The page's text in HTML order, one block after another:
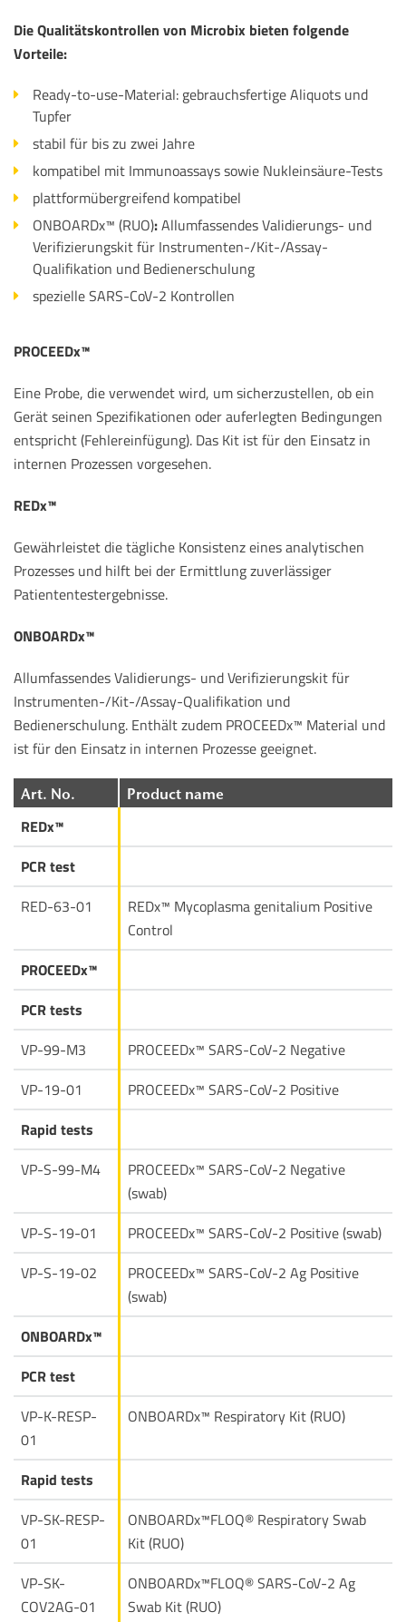
Die Qualitätskontrollen von Microbix bieten folgende
Vorteile:
Ready-to-use-Material: gebrauchsfertige Aliquots und
Tupfer
stabil für bis zu zwei Jahre
kompatibel mit Immunoassays sowie Nukleinsäure-Tests
plattformübergreifend kompatibel
ONBOARDx™ (RUO):Allumfassendes Validierungs- und
Verifizierungskit für Instrumenten-/Kit-/Assay-
Qualifikation und Bedienerschulung
spezielle SARS-CoV-2 Kontrollen
PROCEEDx™
Eine Probe, die verwendet wird, um sicherzustellen, ob ein
Gerät seinen Spezifikationen oder auferlegten Bedingungen
entspricht (Fehlereinfügung). Das Kit ist für den Einsatz in
internen Prozessen vorgesehen.
REDx™
Gewährleistet die tägliche Konsistenz eines analytischen
Prozesses und hilft bei der Ermittlung zuverlässiger
Patiententestergebnisse.
ONBOARDx™
Allumfassendes Validierungs- und Verifizierungskit für
Instrumenten-/Kit-/Assay-Qualifikation und
Bedienerschulung. Enthält zudem PROCEEDx™ Material und
ist für den Einsatz in internen Prozesse geeignet.
Art. No. Product name
REDx™
PCR test
RED-63-01
REDx™ Mycoplasma genitalium Positive
Control
PROCEEDx™
PCR tests
VP-99-M3
PROCEEDx™ SARS-CoV-2 Negative
VP-19-01
PROCEEDx™ SARS-CoV-2 Positive
Rapid tests
VP-S-99-M4
PROCEEDx™ SARS-CoV-2 Negative
(swab)
VP-S-19-01
PROCEEDx™ SARS-CoV-2 Positive (swab)
VP-S-19-02
PROCEEDx™ SARS-CoV-2 Ag Positive
(swab)
ONBOARDx™
PCR test
VP-K-RESP-
01
ONBOARDx™ Respiratory Kit (RUO)
Rapid tests
VP-SK-RESP-
01
ONBOARDx™FLOQ® Respiratory Swab
Kit (RUO)
VP-SK-
COV2AG-01
ONBOARDx™FLOQ® SARS-CoV-2 Ag
Swab Kit (RUO)